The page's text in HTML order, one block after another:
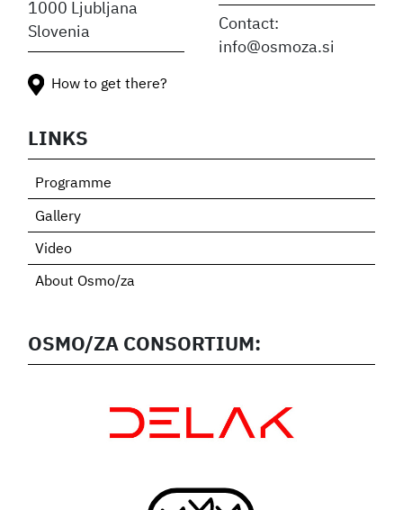
1000 Ljubljana
Slovenia
Contact:
info@osmoza.si
LINKS
Programme
Gallery
Video
About Osmo/za
OSMO/ZA CONSORTIUM:
How to get there?